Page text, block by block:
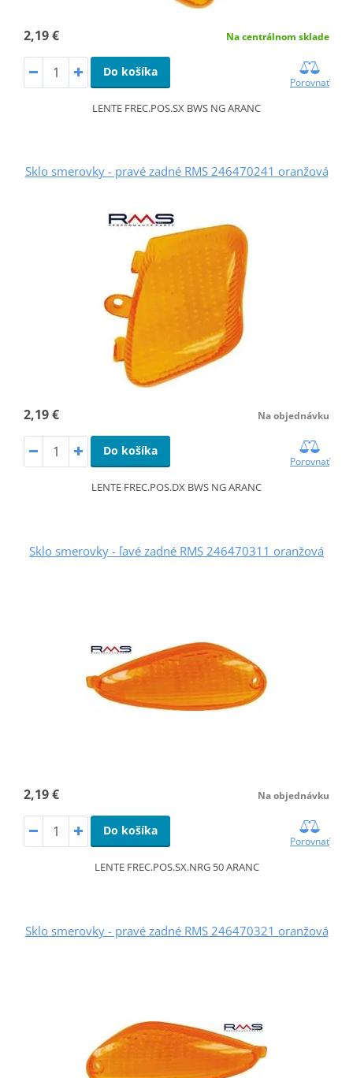
2,19 € Na centrálnom sklade
Do košíka
Porovnať
LENTE FREC.POS.SX BWS NG ARANC
Sklo smerovky - pravé zadné RMS 246470241 oranžová
2,19 € Na objednávku
Do košíka
Porovnať
LENTE FREC.POS.DX BWS NG ARANC
Sklo smerovky - ľavé zadné RMS 246470311 oranžová
2,19 € Na objednávku
Do košíka
Porovnať
LENTE FREC.POS.SX.NRG 50 ARANC
Sklo smerovky - pravé zadné RMS 246470321 oranžová